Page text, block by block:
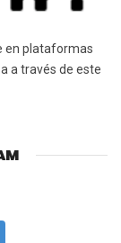
en plataformas
a través de este